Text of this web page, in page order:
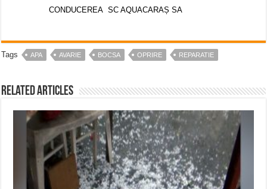
CONDUCEREA SC AQUACARAȘ SA
Tags APA AVARIE BOCSA OPRIRE REPARATIE
Related Articles